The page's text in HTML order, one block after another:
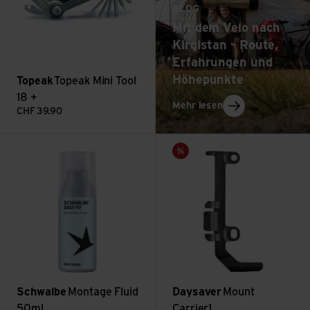
TopeakTopeak Mini Tool
18 +
CHF 39.90
BLOG
Mit dem Velo nach
Kirgistan – Route,
Erfahrungen und
Höhepunkte
Mehr lesen: Mit dem Velo
Schwalbe Montage Fluid
Sale
Daysaver Mount
Mount Carrier1 ansehen